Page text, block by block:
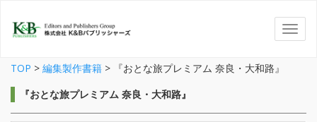
TOP > 編集製作書籍 >
『おとな旅プレミアム 奈良・大和路』
『おとな旅プレミアム 奈良・大和路』